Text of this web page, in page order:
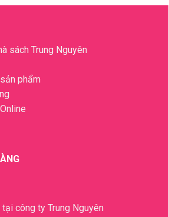
sách Trung Nguyên
phẩm
công ty Trung Nguyên